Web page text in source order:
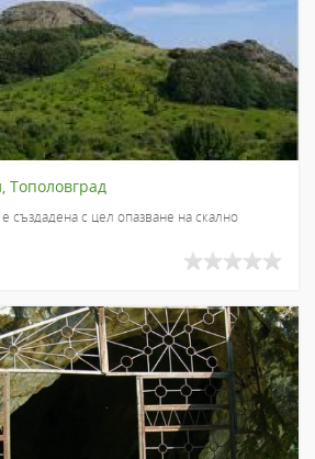
Тополовград
създадена с цел опазване на скално